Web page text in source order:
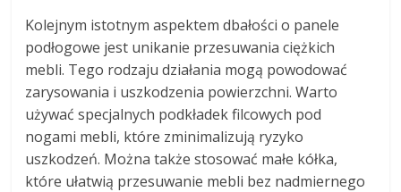
Kolejnym istotnym aspektem dbałości o panele
podłogowe jest unikanie przesuwania ciężkich
mebli. Tego rodzaju działania mogą powodować
zarysowania i uszkodzenia powierzchni. Warto
używać specjalnych podkładek filcowych pod
nogami mebli, które zminimalizują ryzyko
uszkodzeń. Można także stosować małe kółka,
które ułatwią przesuwanie mebli bez nadmiernego